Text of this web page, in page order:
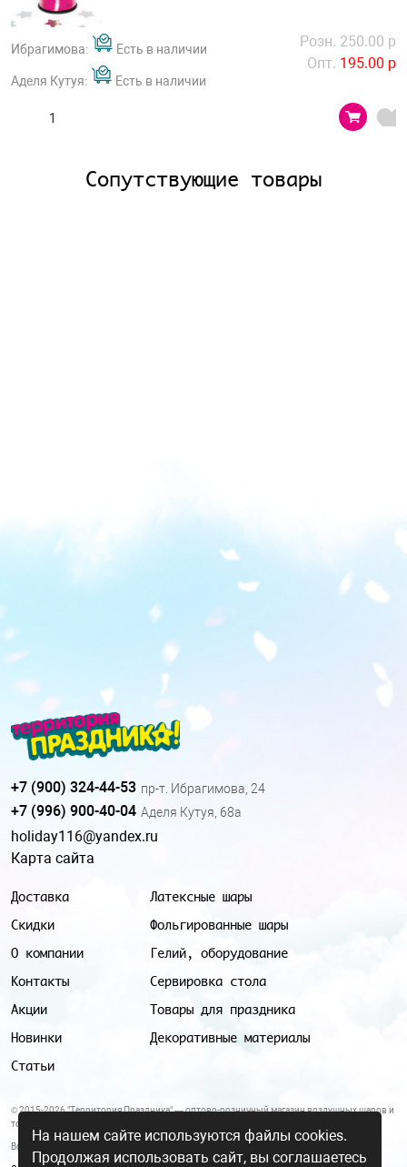
Ибрагимова: Есть в наличии
Аделя Кутуя: Есть в наличии
Розн. 250.00 р
Опт. 195.00 р
Сопутствующие товары
Доставка
Скидки
О компании
Контакты
Акции
Новинки
Статьи
Латексные шары
Фольгированные шары
Гелий, оборудование
Сервировка стола
Товары для праздника
Декоративные материалы
+7 (900) 324-44-53 пр-т. Ибрагимова, 24
+7 (996) 900-40-04 Аделя Кутуя, 68а
holiday116@yandex.ru
Карта сайта
© 2015-2026 "Территория Праздника" — оптово-розничный магазин воздушных шаров и
товаров для праздника.
Все цены и условия, указанные на данном сайте, не являются публичной офертой.
На нашем сайте используются файлы cookies.
Продолжая использовать сайт, вы соглашаетесь